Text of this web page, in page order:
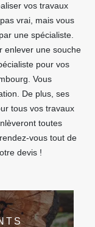
vos travaux
vrai, mais vous
une spécialiste.
enlever une souche
pour vos
Vous
De plus, ses
tous vos travaux
toutes
vous tout de
devis !